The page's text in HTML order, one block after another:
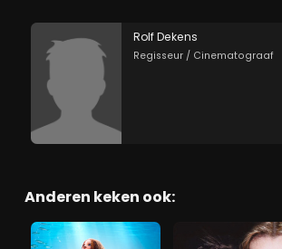
Rolf Dekens
Regisseur / Cinematograaf
Anderen keken ook: